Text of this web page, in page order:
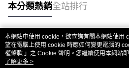
本分類熱銷全站排行
熱門標籤
本網站中使用 cookie，欲查詢有關本網站使用
望在電腦上使用 cookie 時應如何變更電腦的
權條款 」之 Cookie 聲明。您繼續使用本網站
用條款之 Cookie 聲明使用 cookie。
了解更多 >